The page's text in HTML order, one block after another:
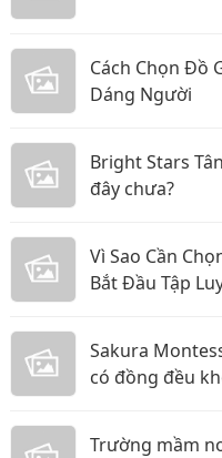
Cách Chọn Đồ
Dáng Người
Bright Stars
đây chưa?
Vì Sao Cần
Bắt Đầu Tập
Sakura
có đồng đều
Trường mầm